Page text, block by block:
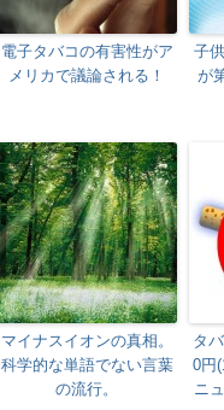
電子タバコの有害性がア
メリカで議論される！
子
が
マイナスイオンの真相。
科学的な単語でない言葉
の流行。
タ
0円
ニ